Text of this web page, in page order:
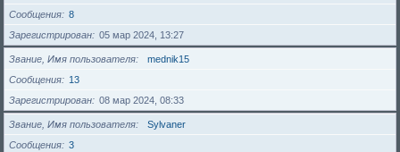
Сообщения
8
Зарегистрирован
05 мар 2024, 13:27
Звание, Имя пользователя
mednik15
Сообщения
13
Зарегистрирован
08 мар 2024, 08:33
Звание, Имя пользователя
Sylvaner
Сообщения
3